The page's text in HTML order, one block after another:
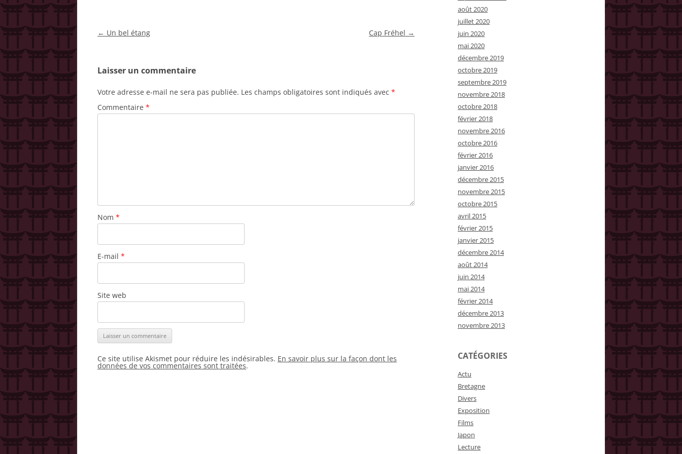
Navigation
← Un bel étang Cap Fréhel →
Laisser un commentaire
Votre adresse e-mail ne sera pas publiée. Les champs obligatoires sont indiqués avec *
Commentaire *
Nom *
E-mail *
Site web
Ce site utilise Akismet pour réduire les indésirables. En savoir plus sur la façon dont les
données de vos commentaires sont traitées.
août 2020
juillet 2020
juin 2020
mai 2020
décembre 2019
octobre 2019
septembre 2019
novembre 2018
octobre 2018
février 2018
novembre 2016
octobre 2016
février 2016
janvier 2016
décembre 2015
novembre 2015
octobre 2015
avril 2015
février 2015
janvier 2015
décembre 2014
août 2014
juin 2014
mai 2014
février 2014
décembre 2013
novembre 2013
CATÉGORIES
Actu
Bretagne
Divers
Exposition
Films
Japon
Lecture